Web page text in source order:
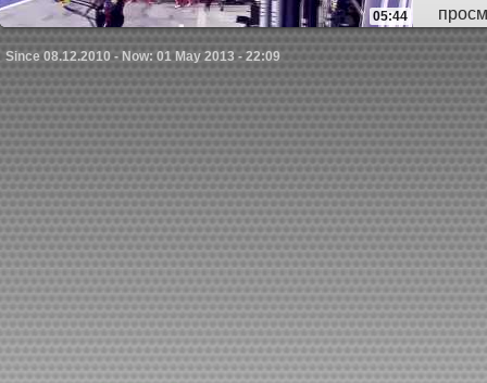
05:44
Since 08.12.2010 - Now: 01 May 2013 - 22:09